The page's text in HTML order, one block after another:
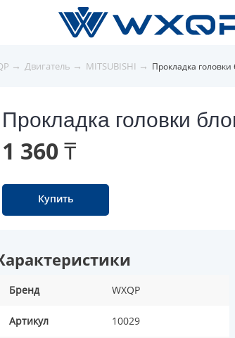
→ Двигатель → MITSUBISHI → Прокладка головки
Прокладка головки
1 360 ₸
Купить
Бренд WXQP
Артикул 10029